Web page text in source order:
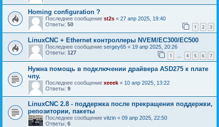
Homing configuration ?
Последнее сообщение st2s « 27 апр 2025, 19:40
Ответы: 50 1 2 3
LinuxCNC + Ethernet контроллеры NVEM/EC300/EC500
Последнее сообщение sergey65 « 19 апр 2025, 20:26
Ответы: 127 1 … 4 5 6 7
Нужна помощь в подключении драйвера ASD275 к плате
чпу.
Последнее сообщение xeeek « 10 апр 2025, 13:22
Ответы: 9
LinuxCNC 2.8 - поддержка после прекращения поддержки,
репозитории, пакеты
Последнее сообщение vitzin « 09 апр 2025, 22:50
Ответы: 6